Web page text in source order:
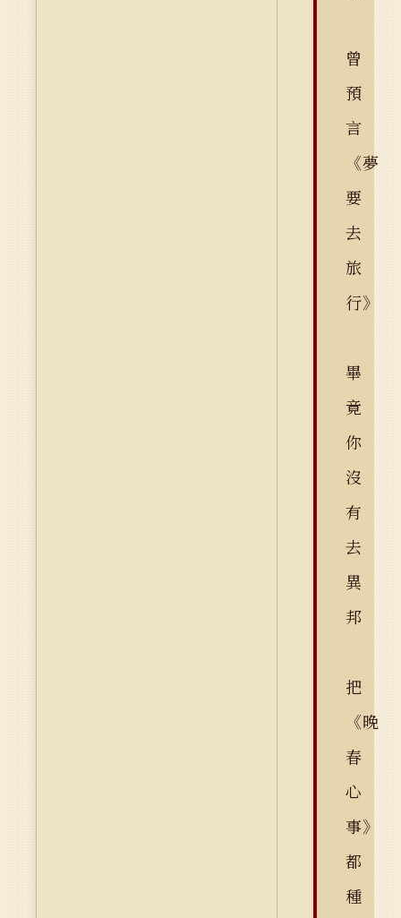
曾
預
言
《夢
要
去
旅
行》
畢
竟
你
沒
有
去
異
邦
把
《晚
春
心
事》
都
種